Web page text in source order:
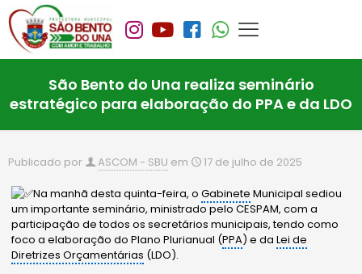
São Bento do Una realiza seminário
estratégico para elaboração do PPA e da LDO
Publicado por ASCOM - SBU em 17 de julho de 2025
Na manhã desta quinta-feira, oGabinete Municipal sediou
um importante seminário, ministrado pelo CESPAM, com a
participação de todos os secretários municipais, tendocomo
foco a elaboração do Plano Plurianual (PPA) e daLei de
Diretrizes Orçamentárias (LDO).